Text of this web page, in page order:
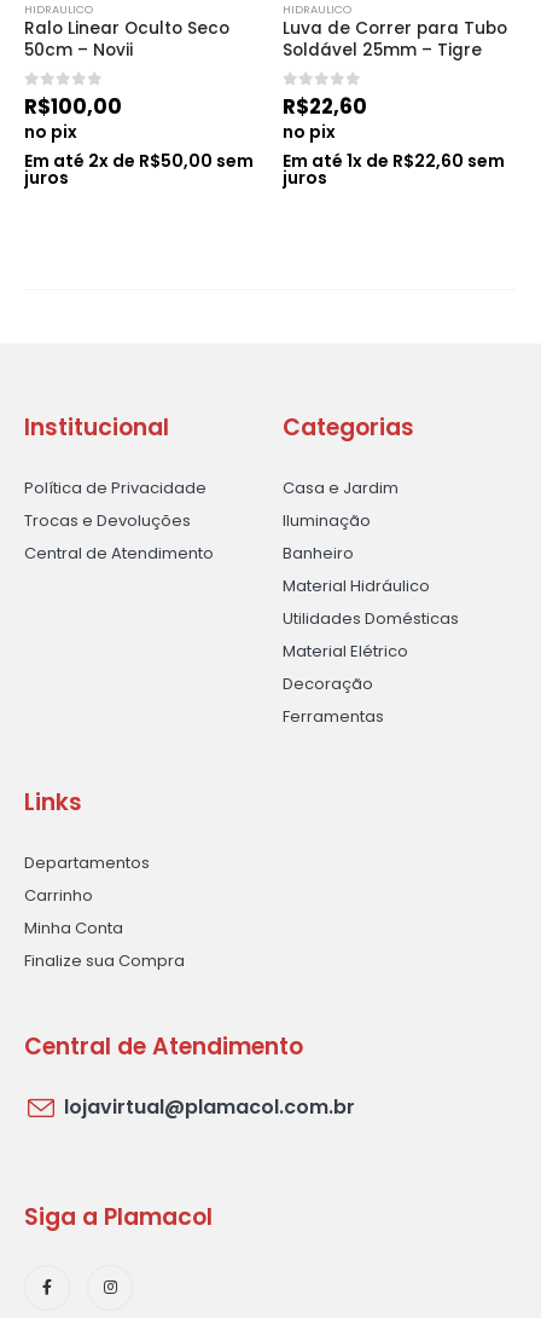
HIDRAULICO
Ralo Linear Oculto Seco
50cm – Novii
0de 5
R$100,00
no pix
Em até 2x de R$50,00 sem
juros
HIDRAULICO
Luva de Correr para Tubo
Soldável 25mm – Tigre
0de 5
R$22,60
no pix
Em até 1x de R$22,60 sem
juros
Institucional
Política de Privacidade
Trocas e Devoluções
Central de Atendimento
Categorias
Casa e Jardim
Iluminação
Banheiro
Material Hidráulico
Utilidades Domésticas
Material Elétrico
Decoração
Ferramentas
Links
Departamentos
Carrinho
Minha Conta
Finalize sua Compra
Central de Atendimento
lojavirtual@plamacol.com.br
Siga a Plamacol